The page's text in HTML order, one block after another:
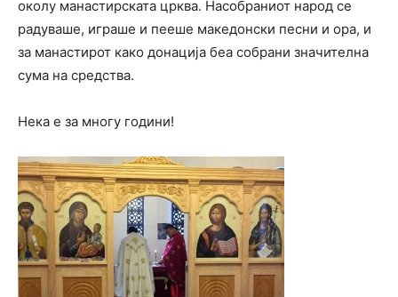
околу манастирската црква. Насобраниот народ се
радуваше, играше и пееше македонски песни и ора, и
за манастирот како донација беа собрани значителна
сума на средства.
Нека е за многу години!